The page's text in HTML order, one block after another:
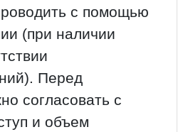
с помощью
(при наличии
Перед
согласовать с
и объем